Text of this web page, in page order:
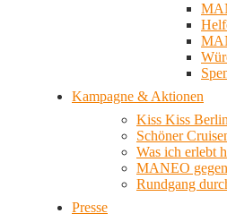
Kampagne & Aktionen
Kiss Kiss Berlin
Schöner
Was ich erlebt
MANEO
Rundgang
Presse